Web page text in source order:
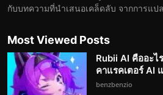
กับบทความที่นำเสนอเคล็ดลับ จากการแ
Most Viewed Posts
Rubii AI คืออะ
คาแรคเตอร์ AI
benzbenzio